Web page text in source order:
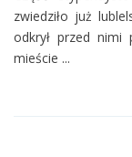
zwiedziło już
odkrył przed nimi
mieście ...